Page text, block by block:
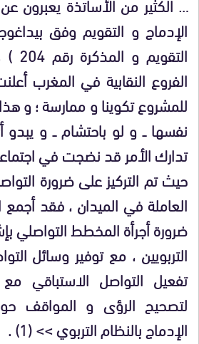
الإدماج و التقويم وفق
الفروع النقابية في المغرب
للمشروع تكوينا و ممارسة ؛ و
نفسها ــ و لو باحتشام ــ و
تدارك الأمر قد نضجت في
حيث تم التركيز على ضرورة
العاملة في الميدان ، فقد
ضرورة أجرأة المخطط التواصلي
التربويين ، مع توفير وسائل
تفعيل التواصل الاستباقي مع
لتصحيح الرؤى و المواقف
الإدماج بالنظام التربوي >>(1)
.